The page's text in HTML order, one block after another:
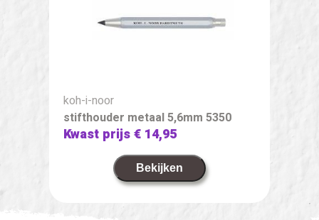
koh-i-noor
stifthouder metaal 5,6mm 5350
Kwast prijs€ 14,95
Bekijken